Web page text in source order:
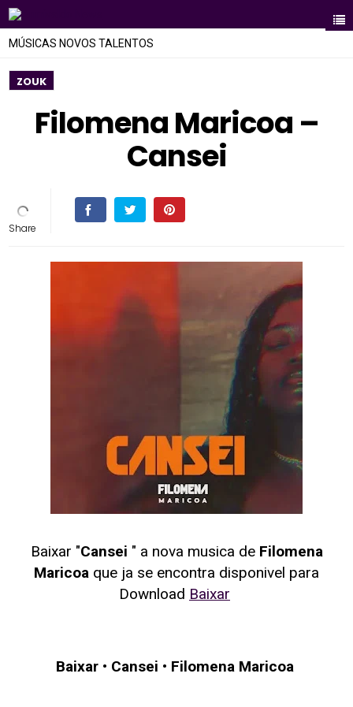
MÚSICAS NOVOS TALENTOS
ZOUK
Filomena Maricoa –
Cansei
Baixar "Cansei " a nova musica de Filomena
Maricoa que ja se encontra disponivel para
Download Baixar
Baixar• Cansei • Filomena Maricoa